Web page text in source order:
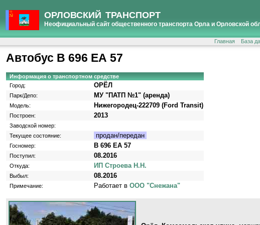
ОРЛОВСКИЙ ТРАНСПОРТ
Неофициальный сайт общественного транспорта Орла и Орловской
Главная База
Автобус В 696 ЕА 57
Информация о транспортном средстве
Город:
ОРЁЛ
Парк/Депо: МУ "ПАТП №1" (аренда)
Модель: Нижегородец-222709 (Ford Transit)
Построен: 2013
Заводской номер:
Текущее состояние:
продан/передан
Госномер: В 696 ЕА 57
Поступил: 08.2016
Откуда: ИП Строева Н.Н.
Выбыл: 08.2016
Примечание: Работает в ООО "Снежана"